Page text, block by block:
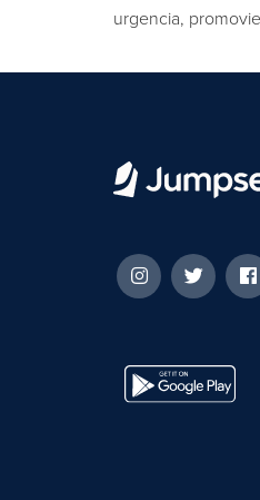
urgencia,